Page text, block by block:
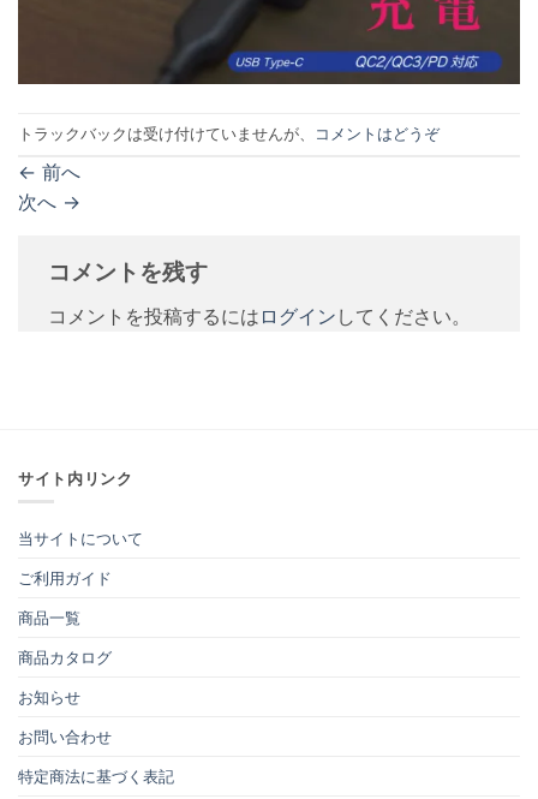
トラックバックは受け付けていませんが、 コメントはどうぞ
← 前へ
次へ →
コメントを残す
コメントを投稿するには ログイン してください。
サイト内リンク
当サイトについて
ご利用ガイド
商品一覧
商品カタログ
お知らせ
お問い合わせ
特定商法に基づく表記